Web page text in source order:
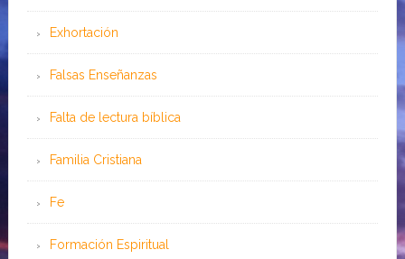
Exhortación
Falsas Enseñanzas
Falta de lectura bíblica
Familia Cristiana
Fe
Formación Espiritual